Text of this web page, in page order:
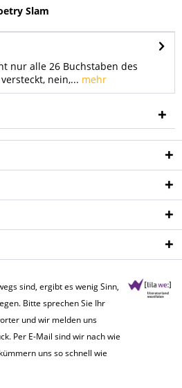
Slam
nur alle 26 Buchstaben des
nein,... mehr
sind, ergibt es wenig Sinn,
Bitte sprechen Sie Ihr
und wir melden uns
Per E-Mail sind wir nach wie
uns so schnell wie